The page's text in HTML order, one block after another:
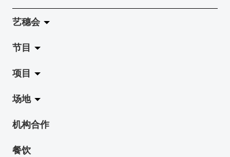
艺穗会
关于艺穗会
艺穗会的演化
使命与宗旨
艺穗会架构
档案库
节目
拉阔
展览
演出
活动
项目
Jazz-Go-Central, Jazz-Go-Fringe
LPL
2015-16 艺术场地资助计划
场地
陈丽玲划廊
奶库
机构合作
餐饮